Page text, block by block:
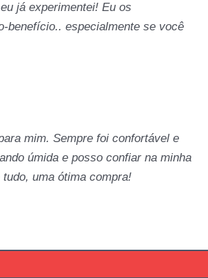
já experimentei! Eu os
benefício.. especialmente se você
mim. Sempre foi confortável e
úmida e posso confiar na minha
uma ótima compra!